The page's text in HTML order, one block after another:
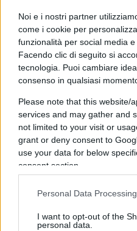
Noi e i nostri partner
come i cookie per
funzionalità per social media
Facendo clic di seguito si
tecnologia. Puoi cambiare
consenso in qualsiasi
Please note that this website/
services and may gather and
not limited to your visit or
grant or deny consent to
use your data for below
consent section.
Personal Data
I want to opt-out of the
personal data.